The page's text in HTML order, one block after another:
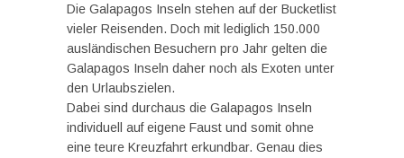
Die Galapagos Inseln stehen auf der Bucketlist
vieler Reisenden. Doch mit lediglich 150.000
ausländischen Besuchern pro Jahr gelten die
Galapagos Inseln daher noch als Exoten unter
den Urlaubszielen.
Dabei sind durchaus die Galapagos Inseln
individuell auf eigene Faust und somit ohne
eine teure Kreuzfahrt erkundbar. Genau dies